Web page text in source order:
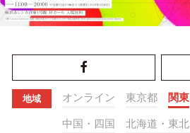
地域 オンライン 東京都 関東
中国・四国 北海道・東北